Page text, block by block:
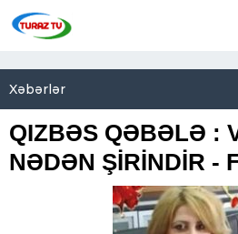
Xəbərlər
QIZBƏS QƏBƏLƏ :
NƏDƏN ŞİRİNDİR -